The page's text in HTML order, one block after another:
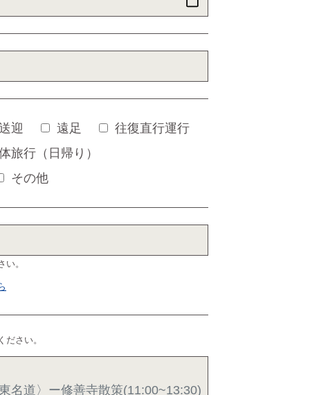
迎 遠足
往復直行運行
旅行（日帰り）
その他
い。
ださい。